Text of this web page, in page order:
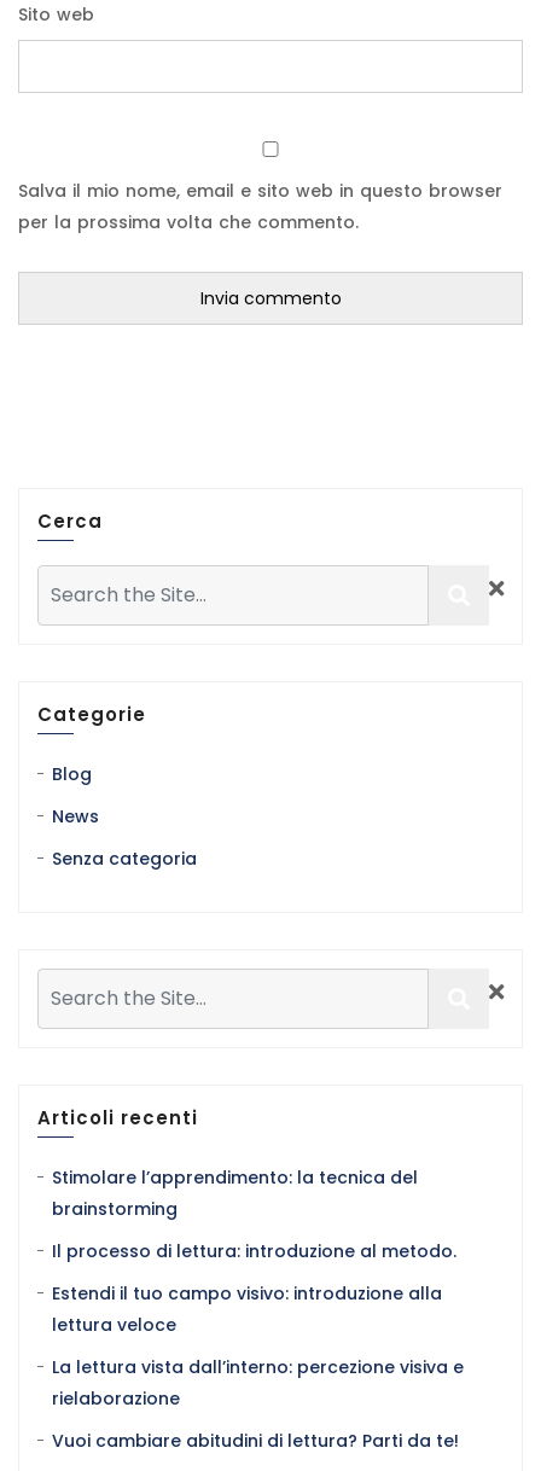
Sito web
Salva il mio nome, email e sito web in questo browser
per la prossima volta che commento.
Cerca
Categorie
Blog
News
Senza categoria
Articoli recenti
Stimolare l’apprendimento: la tecnica del
brainstorming
Il processo di lettura: introduzione al metodo.
Estendi il tuo campo visivo: introduzione alla
lettura veloce
La lettura vista dall’interno: percezione visiva e
rielaborazione
Vuoi cambiare abitudini di lettura? Parti da te!